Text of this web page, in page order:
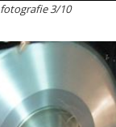
fotografie 3/10